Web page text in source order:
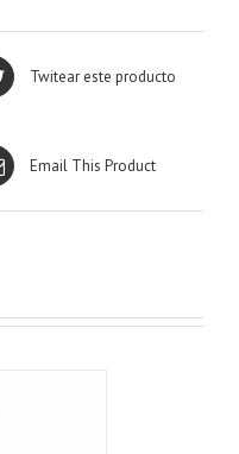
Twitear este producto
Email This Product